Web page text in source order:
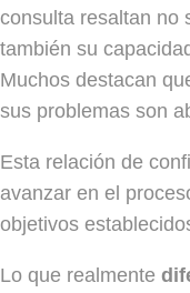
consulta resaltan no
también su
Muchos destacan
sus problemas son
Esta relación de
avanzar en el
objetivos
Lo que realmente